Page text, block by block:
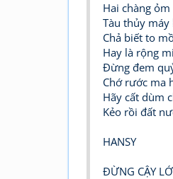
Hai chàng
Tàu thủy
Chả biết to
Hay là rộng
Đừng đem
Chớ rước ma
Hãy cất dùm
Kẻo rồi đất
HANSY
ĐỪNG CẬY